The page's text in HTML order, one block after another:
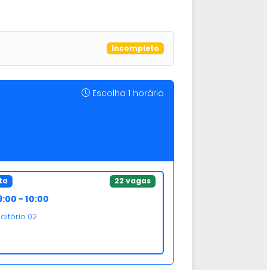
Incompleto
Escolha 1 horário
22 vagas
- 10:00
02